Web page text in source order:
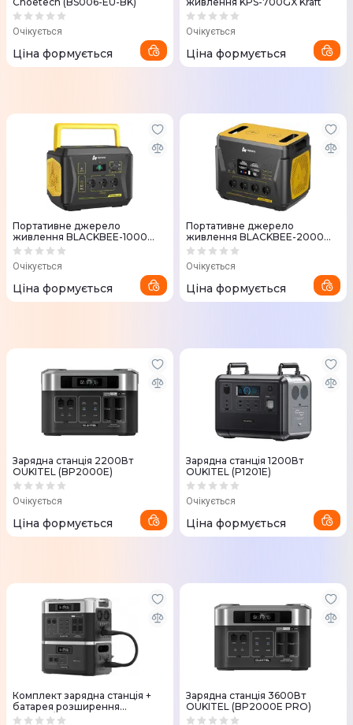
Очікується
Ціна формується
Очікується
Ціна формується
Портативне джерело
живлення BLACKBEE-1000
AlphaESS
Очікується
Ціна формується
Портативне джерело
живлення BLACKBEE-2000
AlphaESS
Очікується
Ціна формується
Зарядна станція 2200Вт
OUKITEL (BP2000E)
Очікується
Ціна формується
Зарядна станція 1200Вт
OUKITEL (P1201E)
Очікується
Ціна формується
Комплект зарядна станція +
батарея розширення
2200Вт/4096Вт OUKITEL
Зарядна станція 3600Вт
OUKITEL (BP2000E PRO)